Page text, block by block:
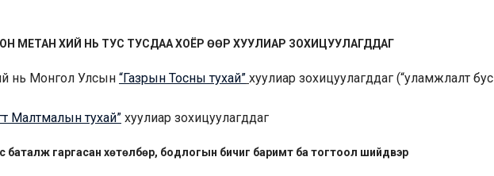
МЕТАН ХИЙ НЬ ТУС ТУСДАА ХОЁР ӨӨР ХУУЛИАР ЗОХИЦУУЛАГДДАГ
нь Монгол Улсын “Газрын Тосны тухай” хуулиар зохицуулагддаг (“уламжлалт бус
Малтмалын тухай” хуулиар зохицуулагддаг
баталж гаргасан хөтөлбөр, бодлогын бичиг баримт ба тогтоол шийдвэр